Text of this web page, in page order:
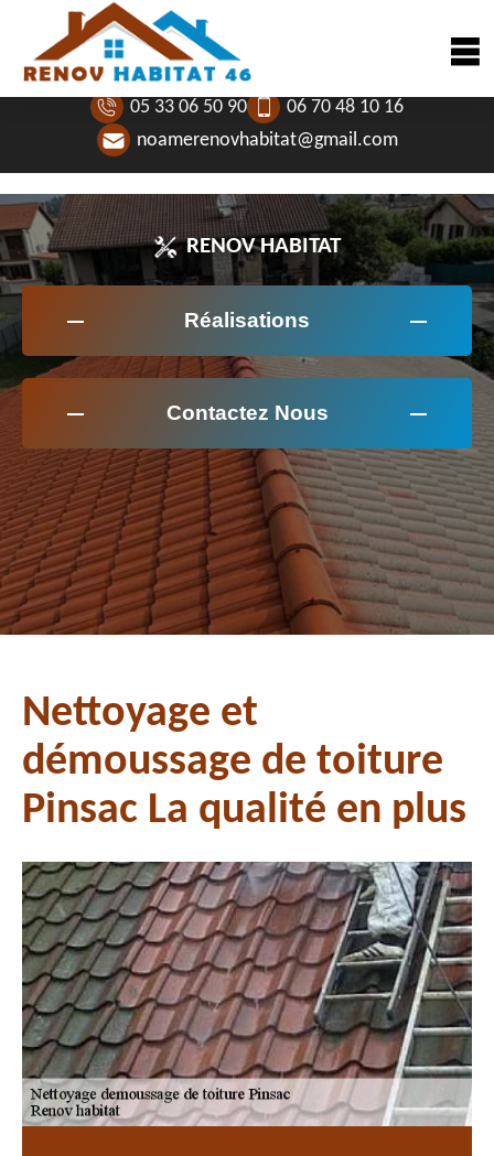
05 33 06 50 90
06 70 48 10 16
noamerenovhabitat@gmail.com
RENOV HABITAT
Réalisations
Contactez Nous
Nettoyage et
démoussage de toiture
Pinsac La qualité en plus